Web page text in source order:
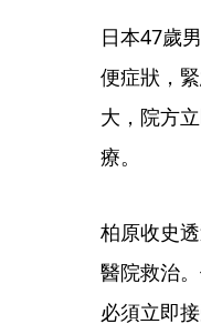
日本47歲
便症狀，
大，院方
療。
柏原收史
醫院救治
必須立即